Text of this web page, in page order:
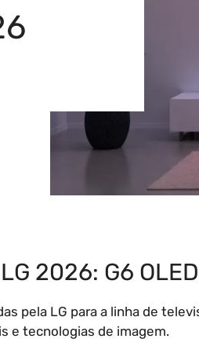
2026: G6
pela LG para a linha de
e tecnologias de imagem.